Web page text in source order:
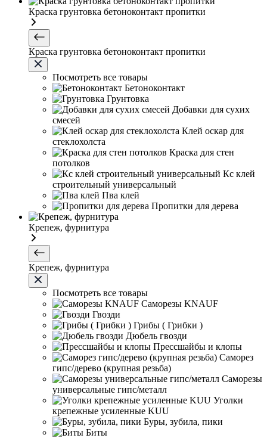
Краска грунтовка бетоноконтакт пропитки
Краска грунтовка бетоноконтакт пропитки
Посмотреть все товары
Бетоноконтакт
Грунтовка
Добавки для сухих
смесей
Клей оскар для
стеклохолста
Краска для стен
потолков
Кс клей
строительный универсальный
Пва клей
Пропитки для дерева
Крепеж, фурнитура
Крепеж, фурнитура
Посмотреть все товары
Саморезы KNAUF
Гвозди
Грибы ( Грибки )
Дюбель гвозди
Прессшайбы и клопы
Саморез
гипс/дерево (крупная резьба)
Саморезы
универсальные гипс/металл
Уголки
крепежные усиленные KUU
Буры, зубила, пики
Биты